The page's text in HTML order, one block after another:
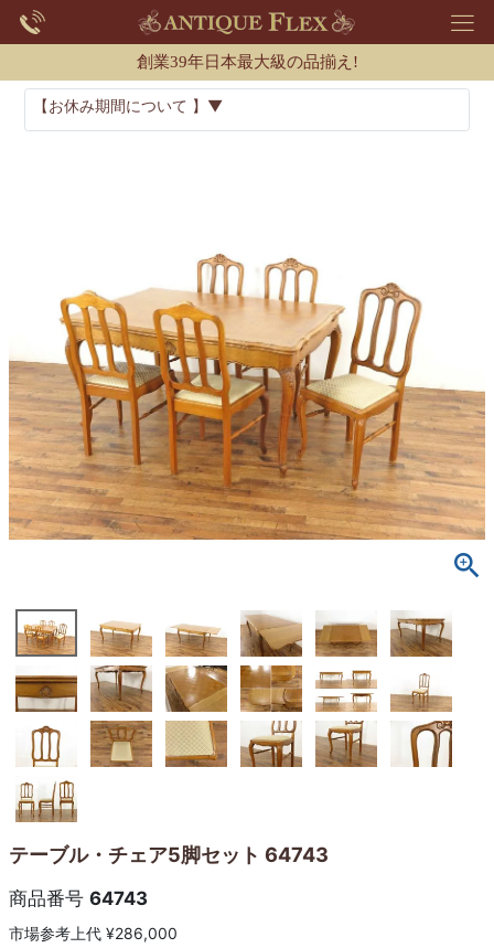
創業39年日本最大級の品揃え!
【お休み期間について 】▼
テーブル・チェア5脚セット 64743
商品番号 64743
市場参考上代 ¥286,000